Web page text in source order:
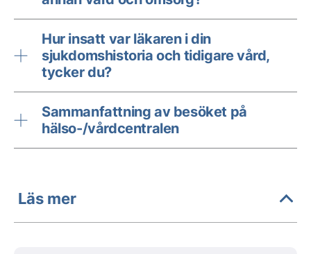
Hur insatt var läkaren i din
sjukdomshistoria och tidigare vård,
tycker du?
Sammanfattning av besöket på
hälso-/vårdcentralen
Läs mer